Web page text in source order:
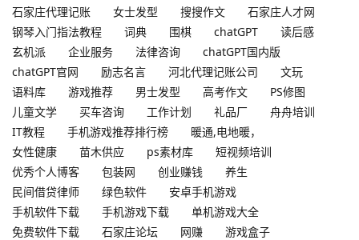
石家庄代理记账
女士发型 搜搜作文
石家庄人才网
钢琴入门指法教程
词典 围棋 chatGPT
读后感
玄机派
企业服务 法律咨询
chatGPT国内版
chatGPT官网
励志名言 河北代理记账公司
文玩
语料库
游戏推荐 男士发型 高考作文
PS修图
儿童文学
买车咨询 工作计划 礼品厂
舟舟培训
IT教程
手机游戏推荐排行榜
暖通,电地暖，
女性健康
苗木供应 ps素材库
短视频培训
优秀个人博客
包装网 创业赚钱
养生
民间借贷律师
绿色软件
安卓手机游戏
手机软件下载
手机游戏下载
单机游戏大全
免费软件下载
石家庄论坛 网赚
游戏盒子